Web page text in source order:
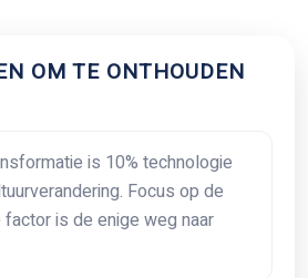
OM TE ONTHOUDEN
is 10% technologie
Focus op de
is de enige weg naar